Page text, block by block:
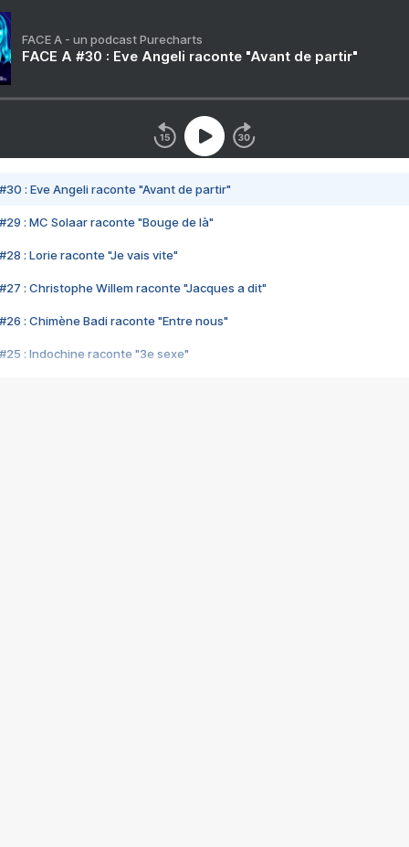
FACE A - un podcast Purecharts
FACE A #30 : Eve Angeli raconte "Avant de partir"
#30 : Eve Angeli raconte "Avant de partir"
#29 : MC Solaar raconte "Bouge de là"
#28 : Lorie raconte "Je vais vite"
#27 : Christophe Willem raconte "Jacques a dit"
#26 : Chimène Badi raconte "Entre nous"
#25 : Indochine raconte "3e sexe"